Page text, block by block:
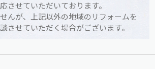
させていただいております。
んが、上記以外の地域のリフォームを
させていただく場合がございます。